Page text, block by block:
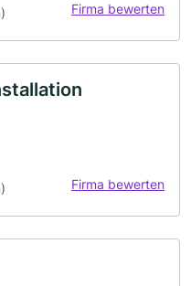
Firma bewerten
Firma bewerten